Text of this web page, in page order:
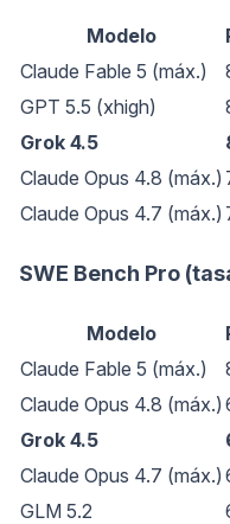
Modelo
Claude Fable 5 (máx.)
GPT 5.5 (xhigh)
Grok 4.5
Claude Opus 4.8 (máx.)
Claude Opus 4.7 (máx.)
SWE Bench Pro
Modelo
Claude Fable 5 (máx.)
Claude Opus 4.8 (máx.)
Grok 4.5
Claude Opus 4.7 (máx.)
GLM 5.2